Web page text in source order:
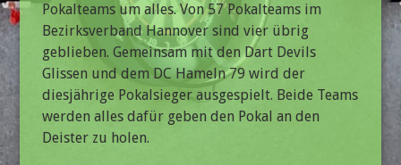
Pokalteams um alles. Von 57 Pokalteams im
Bezirksverband Hannover sind vier übrig
geblieben. Gemeinsam mit den Dart Devils
Glissen und dem DC Hameln 79 wird der
diesjährige Pokalsieger ausgespielt. Beide Teams
werden alles dafür geben den Pokal an den
Deister zu holen.